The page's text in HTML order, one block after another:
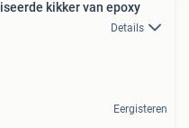
kikker van epoxy
Details
Eergisteren